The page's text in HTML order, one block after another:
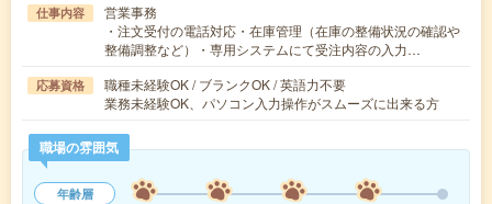
仕事内容
営業事務
・注文受付の電話対応・在庫管理（在庫の整備状況の確認や
整備調整など）・専用システムにて受注内容の入力…
応募資格
職種未経験OK / ブランクOK / 英語力不要
業務未経験OK、パソコン入力操作がスムーズに出来る方
職場の雰囲気
年齢層